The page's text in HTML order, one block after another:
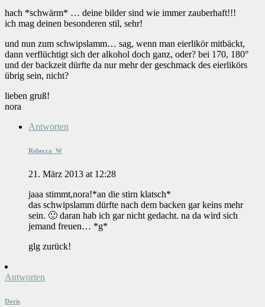
hach *schwärm* … deine bilder sind wie immer zauberhaft!!!
ich mag deinen besonderen stil, sehr!
und nun zum schwipslamm… sag, wenn man eierlikör mitbäckt,
dann verflüchtigt sich der alkohol doch ganz, oder? bei 170, 180°
und der backzeit dürfte da nur mehr der geschmack des eierlikörs
übrig sein, nicht?
lieben gruß!
nora
Antworten
Rebecca_W
21. März 2013 at 12:28
jaaa stimmt,nora!*an die stirn klatsch*
das schwipslamm dürfte nach dem backen gar keins mehr
sein. 🙂 daran hab ich gar nicht gedacht. na da wird sich
jemand freuen… *g*
glg zurück!
Antworten
Doris